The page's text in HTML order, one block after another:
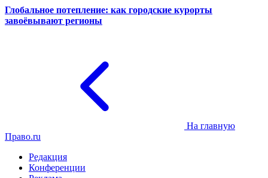
Глобальное потепление: как городские курорты
завоёвывают регионы
На главную
Право.ru
Редакция
Конференции